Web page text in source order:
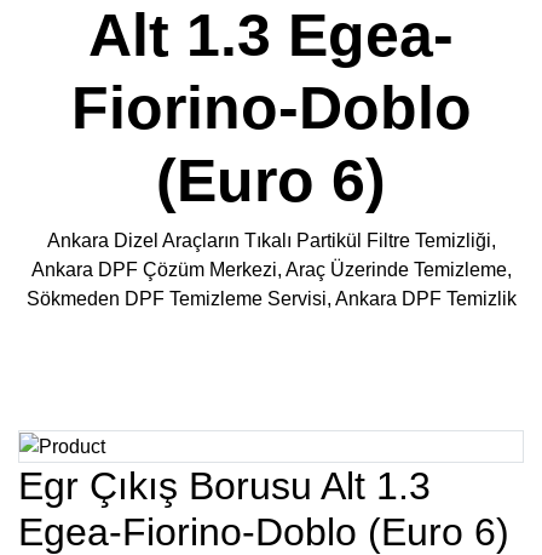
Alt 1.3 Egea-
Fiorino-Doblo
(Euro 6)
Ankara Dizel Araçların Tıkalı Partikül Filtre Temizliği,
Ankara DPF Çözüm Merkezi, Araç Üzerinde Temizleme,
Sökmeden DPF Temizleme Servisi, Ankara DPF Temizlik
Egr Çıkış Borusu Alt 1.3
Egea-Fiorino-Doblo (Euro 6)